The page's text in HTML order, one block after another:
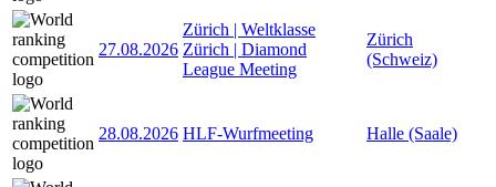
27.08.2026
Zürich | Weltklasse
Zürich | Diamond
League Meeting
Zürich
(Schweiz)
28.08.2026 HLF-Wurfmeeting Halle (Saale)